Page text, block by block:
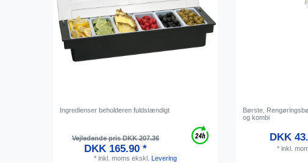
Ingredienser beholderen fuldstændigt
Vejledende pris DKK 207.36
DKK 165.90 *
* inkl. moms ekskl. Levering
Børste,
og kombi
DKK
* inkl.